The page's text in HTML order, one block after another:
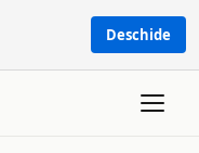
Deschide